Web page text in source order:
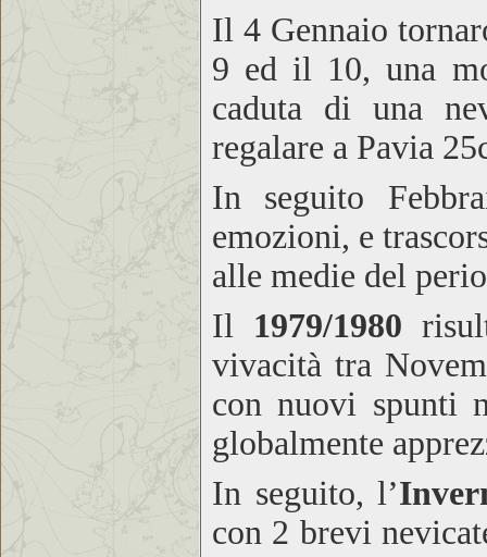
Il 4 Gennaio
9 ed il 10, una
caduta di una
regalare a Pavia
In seguito
emozioni, e
alle medie del
Il 1979/1980
vivacità tra
con nuovi spunti
globalmente
In seguito, l’
con 2 brevi